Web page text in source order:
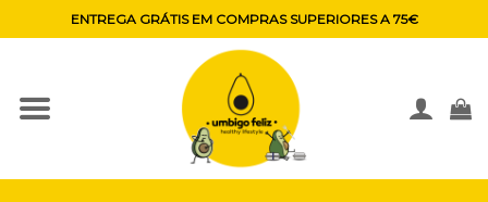
to
ENTREGA GRÁTIS EM COMPRAS SUPERIORES A 75€